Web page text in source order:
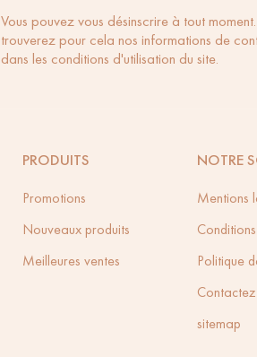
Vous pouvez vous désinscrire à tout
trouverez pour cela nos informations de
dans les conditions d'utilisation du site.
PRODUITS
Promotions
Nouveaux produits
Meilleures ventes
NOTRE
Mentions
Politique
sitemap